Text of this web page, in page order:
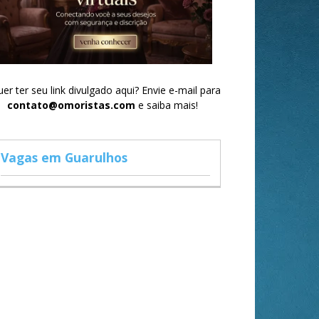
ter seu link divulgado aqui? Envie e-mail para
contato@omoristas.com e saiba mais!
Vagas em Guarulhos